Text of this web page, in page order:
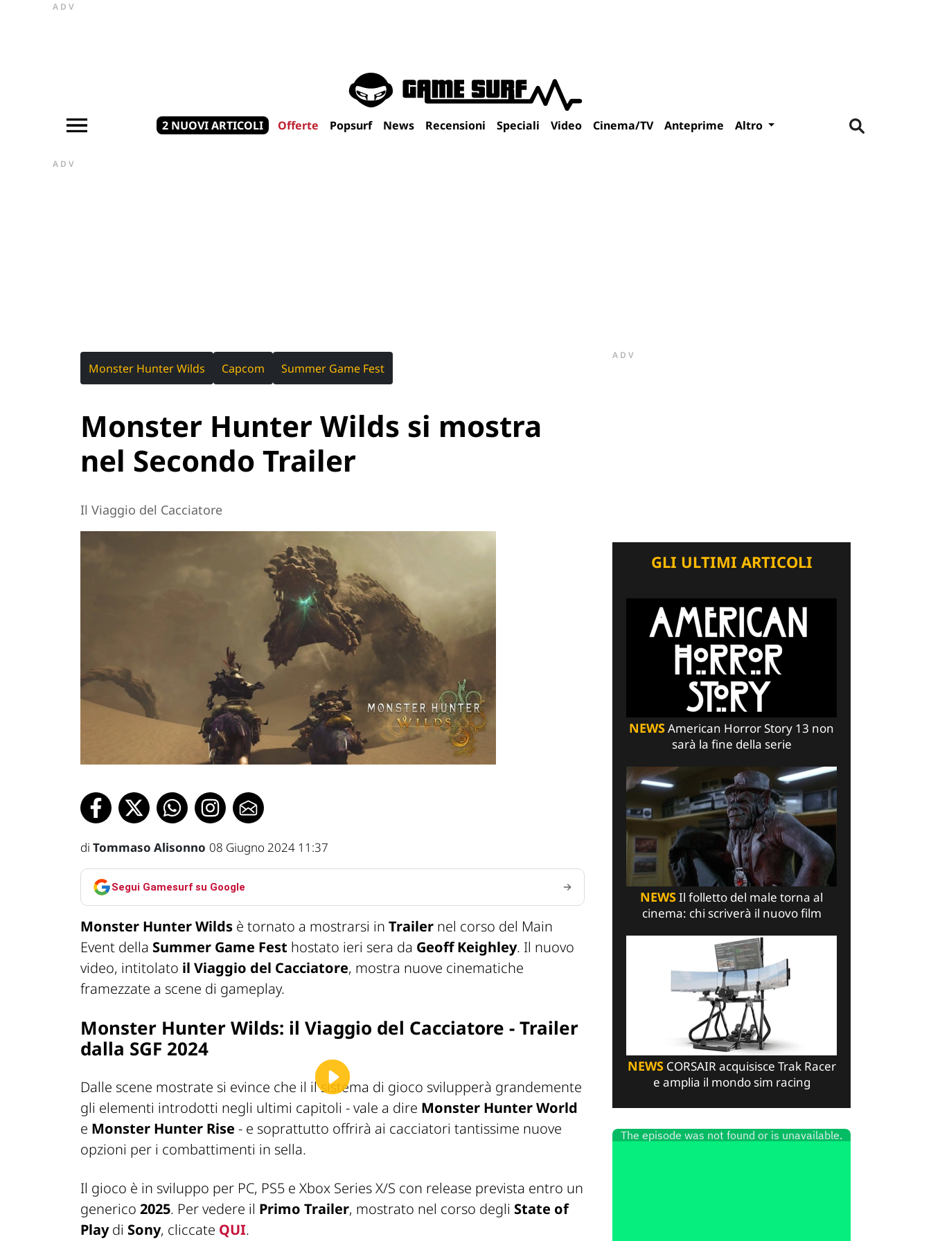
ADV
2 NUOVI ARTICOLI Offerte Popsurf News Recensioni Speciali Video Cinema/TV Anteprime Altro
ADV
Monster Hunter Wilds Capcom Summer Game Fest
Monster Hunter Wilds si mostra
nel Secondo Trailer
Il Viaggio del Cacciatore
di Tommaso Alisonno 08 Giugno 2024 11:37
Segui Gamesurf su Google
Monster Hunter Wilds è tornato a mostrarsi in Trailer nel corso del Main
Event della Summer Game Fest hostato ieri sera da Geoff Keighley. Il nuovo
video, intitolato il Viaggio del Cacciatore, mostra nuove cinematiche
framezzate a scene di gameplay.
Monster Hunter Wilds: il Viaggio del Cacciatore - Trailer
dalla SGF 2024
Dalle scene mostrate si evince che il il sistema di gioco svilupperà grandemente
gli elementi introdotti negli ultimi capitoli - vale a dire Monster Hunter World
e Monster Hunter Rise - e soprattutto offrirà ai cacciatori tantissime nuove
opzioni per i combattimenti in sella.
Il gioco è in sviluppo per PC, PS5 e Xbox Series X/S con release prevista entro un
generico 2025. Per vedere il Primo Trailer, mostrato nel corso degli State of
Playdi Sony, cliccate QUI.
ADV
GLI ULTIMI ARTICOLI
NEWSAmerican Horror Story 13 non
sarà la fine della serie
NEWSIl folletto del male torna al
cinema: chi scriverà il nuovo film
NEWSCORSAIR acquisisce Trak Racer
e amplia il mondo sim racing